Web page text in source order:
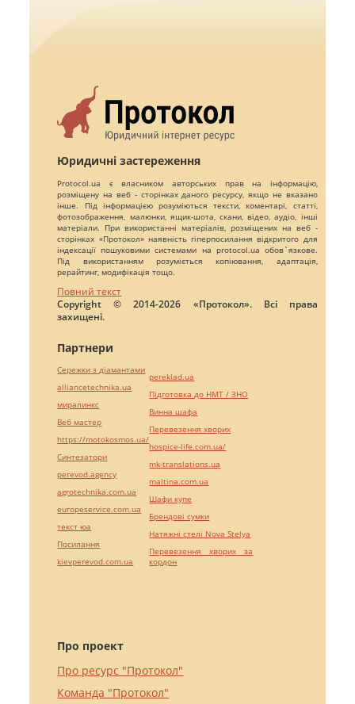
Юридичні застереження
Protocol.ua є власником авторських прав на інформацію,
розміщену на веб - сторінках даного ресурсу, якщо не вказано
інше. Під інформацією розуміються тексти, коментарі, статті,
фотозображення, малюнки, ящик-шота, скани, відео, аудіо, інші
матеріали. При використанні матеріалів, розміщених на веб -
сторінках «Протокол» наявність гіперпосилання відкритого для
індексації пошуковими системами на protocol.ua обов`язкове.
Під використанням розуміється копіювання, адаптація,
рерайтинг, модифікація тощо.
Повний текст
Copyright © 2014-2026 «Протокол». Всі права
захищені.
Про проект
Про ресурс "Протокол"
Команда "Протокол"
Партнери
Сережки з діамантами
alliancetechnika.ua
миралинкс
Веб мастер
https://motokosmos.ua/
Синтезатори
perevod.agency
agrotechnika.com.ua
europeservice.com.ua
текст юа
Посилання
kievperevod.com.ua
pereklad.ua
Підготовка до НМТ / ЗНО
Винна шафа
Перевезення хворих
hospice-life.com.ua/
mk-translations.ua
maltina.com.ua
Шафи купе
Брендові сумки
Натяжні стелі Nova Stelya
Перевезення хворих за
кордон